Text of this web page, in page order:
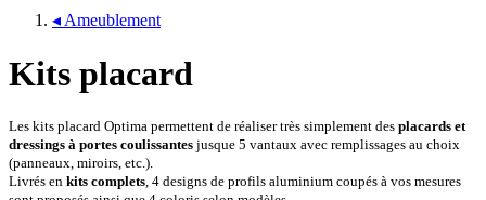
◂ Ameublement
Kits placard
Les kits placard Optima permettent de réaliser très simplement des placards et
dressings à portes coulissantes jusque 5 vantaux avec remplissages au choix
(panneaux, miroirs, etc.).
Livrés en kits complets , 4 designs de profils aluminium coupés à vos mesures